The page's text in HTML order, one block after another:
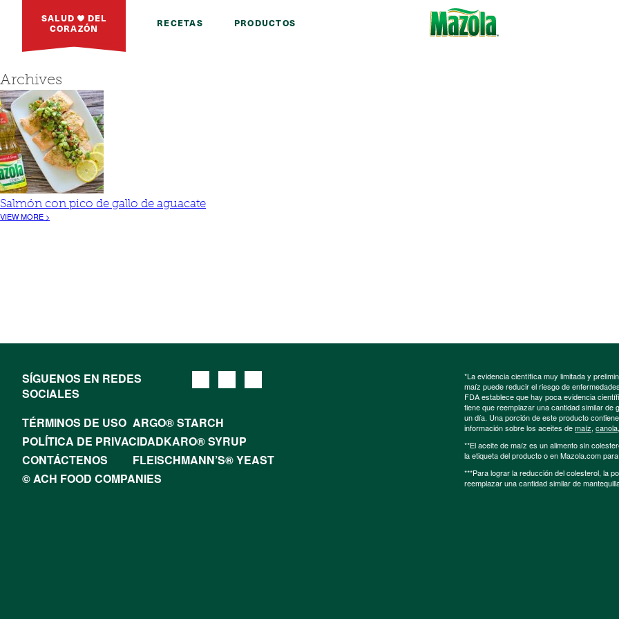
SALUD DEL
CORAZÓN RECETAS PRODUCTOS
Archives
Salmón con pico de gallo de aguacate
VIEW MORE >
SÍGUENOS EN REDES
SOCIALES
TÉRMINOS DE USO ARGO® STARCH
POLÍTICA DE PRIVACIDADKARO® SYRUP
CONTÁCTENOS
FLEISCHMANN’S® YEAST
© ACH FOOD COMPANIES
*La evidencia científica muy limitada y
maíz puede reducir el riesgo de
FDA establece que hay poca evidencia
tiene que reemplazar una cantidad similar
un día. Una porción de este producto
información sobre los aceites demaíz, canola,
**El aceite de maíz es un alimento sin
la etiqueta del producto o en Mazola.com
***Para lograr la reducción del colesterol, la
reemplazar una cantidad similar de